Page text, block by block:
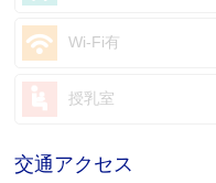
Wi-Fi有
授乳室
交通アクセス